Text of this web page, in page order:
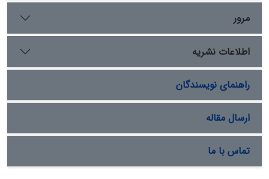
مرور
اطلاعات نشریه
راهنمای نویسندگان
ارسال مقاله
تماس با ما